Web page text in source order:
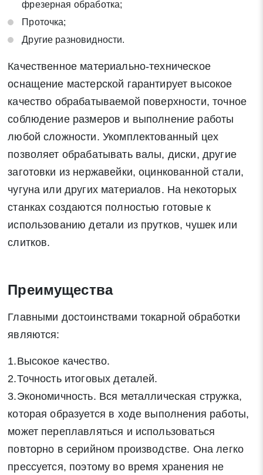
фрезерная обработка;
Проточка;
Другие разновидности.
Качественное материально-техническое
оснащение мастерской гарантирует высокое
качество обрабатываемой поверхности, точное
соблюдение размеров и выполнение работы
любой сложности. Укомплектованный цех
позволяет обрабатывать валы, диски, другие
заготовки из нержавейки, оцинкованной стали,
чугуна или других материалов. На некоторых
станках создаются полностью готовые к
использованию детали из прутков, чушек или
слитков.
Преимущества
Главными достоинствами токарной обработки
являются:
1.Высокое качество.
2.Точность итоговых деталей.
3.Экономичность. Вся металлическая стружка,
которая образуется в ходе выполнения работы,
может переплавляться и использоваться
повторно в серийном производстве. Она легко
прессуется, поэтому во время хранения не